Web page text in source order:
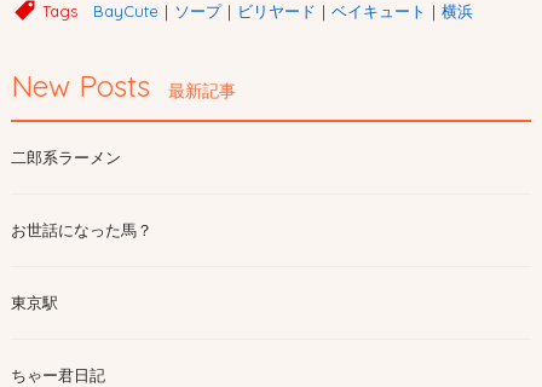
Tags
BayCute ｜ ソープ｜ ビリヤード ｜ ベイキュート ｜ 横浜
New Posts 最新記事
二郎系ラーメン
お世話になった馬？
東京駅
ちゃー君日記